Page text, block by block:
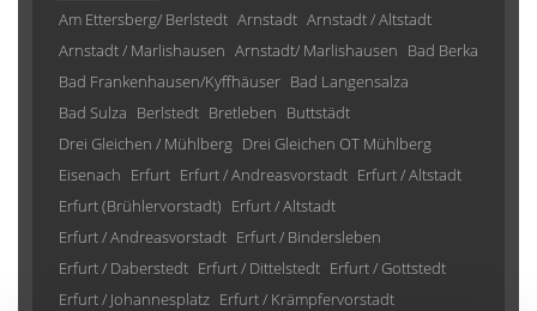
Am Ettersberg/ Berlstedt Arnstadt Arnstadt / Altstadt
Arnstadt / Marlishausen Arnstadt/ Marlishausen Bad Berka
Bad Frankenhausen/Kyffhäuser Bad Langensalza
Bad Sulza Berlstedt Bretleben Buttstädt
Drei Gleichen / Mühlberg Drei Gleichen OT Mühlberg
Eisenach Erfurt Erfurt / Andreasvorstadt Erfurt / Altstadt
Erfurt (Brühlervorstadt) Erfurt / Altstadt
Erfurt / Andreasvorstadt Erfurt / Bindersleben
Erfurt / Daberstedt Erfurt / Dittelstedt Erfurt / Gottstedt
Erfurt / Johannesplatz Erfurt / Krämpfervorstadt